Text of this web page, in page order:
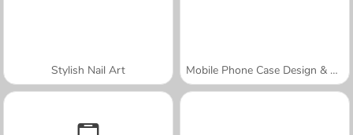
Stylish Nail Art Mobile Phone Case Design & DIY